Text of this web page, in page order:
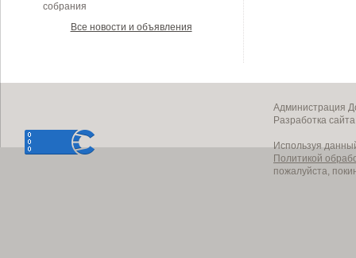
собрания
Все новости и объявления
Администрация
Разработка
Используя
Политикой
пожалуйста,